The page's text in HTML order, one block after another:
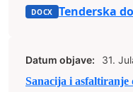
Tenderska
Datum objave:
31.
Sanacija i asfaltiranje